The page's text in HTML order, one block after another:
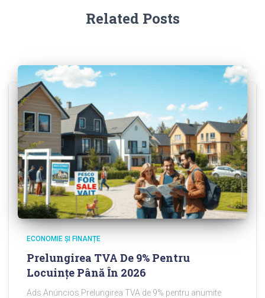
Related Posts
ECONOMIE ȘI FINANȚE
Prelungirea TVA De 9% Pentru
Locuințe Până În 2026
Ads Anúncios Prelungirea TVA de 9% pentru anumite